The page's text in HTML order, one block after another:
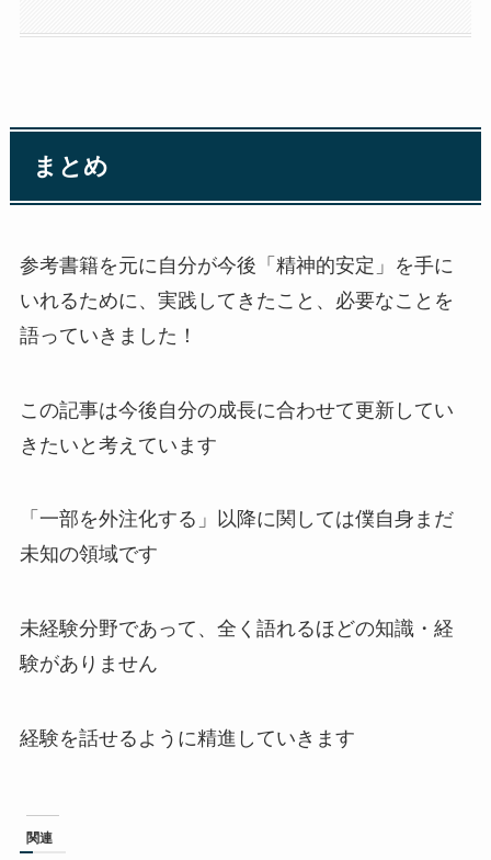
まとめ
参考書籍を元に自分が今後「精神的安定」を手に
いれるために、実践してきたこと、必要なことを
語っていきました！
この記事は今後自分の成長に合わせて更新してい
きたいと考えています
「一部を外注化する」以降に関しては僕自身まだ
未知の領域です
未経験分野であって、全く語れるほどの知識・経
験がありません
経験を話せるように精進していきます
関連